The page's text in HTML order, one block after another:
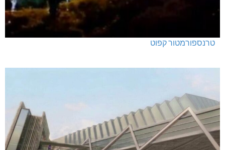
טרנספורמטור קפוט